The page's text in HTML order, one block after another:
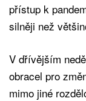
přístup k
silněji než
V dřívějším
obracel pro
mimo jiné